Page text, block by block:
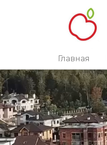
Главная